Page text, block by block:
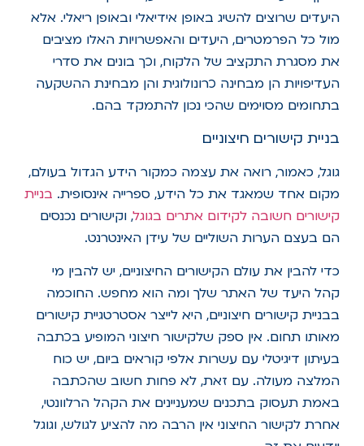
היעדים שרוצים להשיג באופן אידיאלי ובאופן ריאלי. אלא
מול כל הפרמטרים, היעדים והאפשרויות האלו מציבים
את מסגרת התקציב של הלקוח, וכך בונים את סדרי
העדיפויות הן מבחינה כרונולוגית והן מבחינת ההשקעה
בתחומים מסוימים שהכי נכון להתמקד בהם.
בניית קישורים חיצוניים
גוגל, כאמור, רואה את עצמה כמקור הידע הגדול בעולם,
מקום אחד שמאגד את כל הידע, ספרייה אינסופית. בניית
קישורים חשובה לקידום אתרים בגוגל, וקישורים נכנסים
הם בעצם הערות השוליים של עידן האינטרנט.
כדי להבין את עולם הקישורים החיצוניים, יש להבין מי
קהל היעד של האתר שלך ומה הוא מחפש. החוכמה
בבניית קישורים חיצוניים, היא לייצר אסטרטגיית קישורים
מאותו תחום. אין ספק שלקישור חיצוני המופיע בכתבה
בעיתון דיגיטלי עם עשרות אלפי קוראים ביום, יש כוח
המלצה מעולה. עם זאת, לא פחות חשוב שהכתבה
באמת תעסוק בתכנים שמעניינים את הקהל הרלוונטי,
אחרת לקישור החיצוני אין הרבה מה להציע לגולש, וגוגל